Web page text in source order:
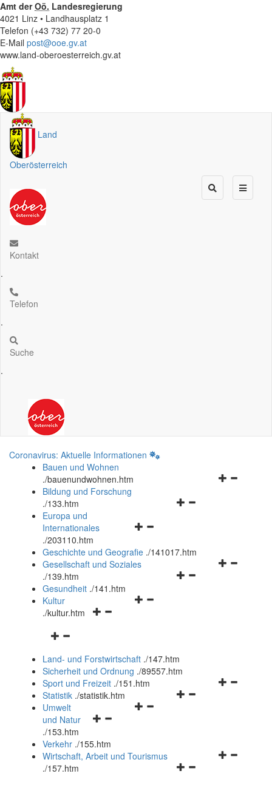
Amt derOö. Landesregierung
4021 Linz • Landhausplatz 1
Telefon (+43 732) 77 20-0
E-Mail post@ooe.gv.at
www.land-oberoesterreich.gv.at
Land
Oberösterreich
Kontakt
.
Telefon
.
Suche
.
Coronavirus: Aktuelle Informationen
Bauen und Wohnen
./bauenundwohnen.htm
Navigationsmenü
Bildung und Forschung
./133.htm
Navigationsmenü
und
schließen
Europa und
Internationales
./203110.htm
Geschichte und Geografie ./141017.htm
Navigationsmenü
Gesellschaft und Soziales
./139.htm
Navigationsmenü
Gesundheit ./141.htm
Navigationsmenü
Kultur
./kultur.htm
Navigationsmenü
und
schließen
Land- und Forstwirtschaft ./147.htm
Sicherheit und Ordnung ./89557.htm
Navigationsmenü
Sport und Freizeit ./151.htm
Navigationsmenü
Statistik ./statistik.htm
Navigationsmenü
und
schließen
Umwelt
und Natur
./153.htm
Verkehr ./155.htm
Navigationsmenü
Wirtschaft, Arbeit und Tourismus
./157.htm